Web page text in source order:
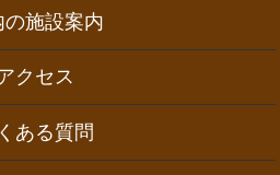
の施設案内
クセス
ある質問